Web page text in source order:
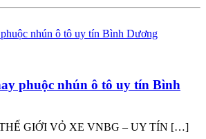
phuộc nhún ô tô uy tín Bình
GIỚI VỎ XE VNBG – UY TÍN […]